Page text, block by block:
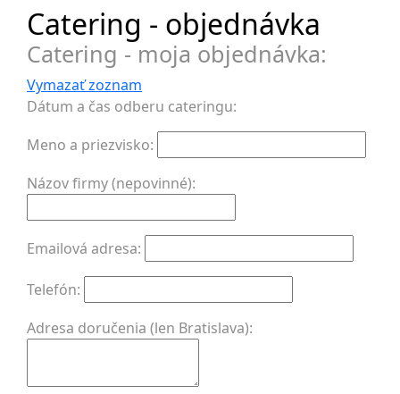
Catering - objednávka
Catering - moja objednávka:
Vymazať zoznam
Dátum a čas odberu cateringu:
Meno a priezvisko:
Názov firmy (nepovinné):
Emailová adresa:
Telefón:
Adresa doručenia (len Bratislava):